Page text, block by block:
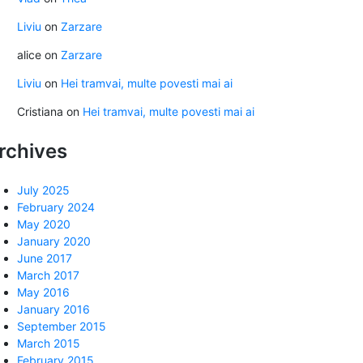
Liviu on Zarzare
alice on Zarzare
Liviu on Hei tramvai, multe povesti mai ai
Cristiana on Hei tramvai, multe povesti mai ai
July 2025
February 2024
May 2020
January 2020
June 2017
March 2017
May 2016
January 2016
September 2015
March 2015